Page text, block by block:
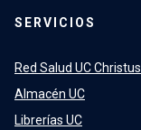
SERVICIOS
Red Salud UC Christus
Almacén UC
Librerías UC